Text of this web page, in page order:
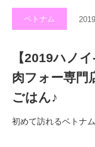
ベトナム
【2019ハノ
肉フォー専門
ごはん♪
初めて訪れるベトナ